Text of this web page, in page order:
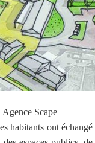
Scape
habitants ont